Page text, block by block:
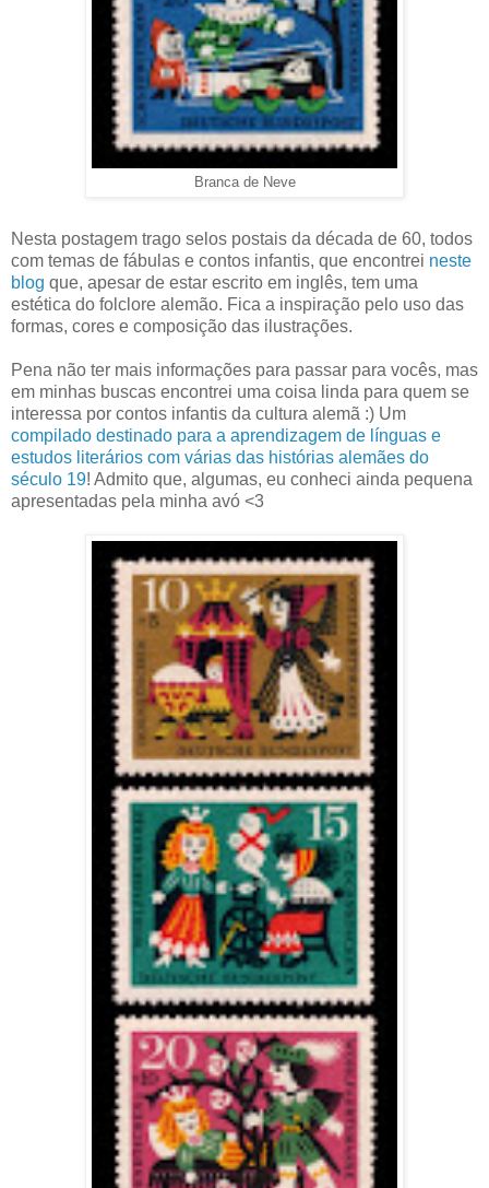
Branca de Neve
Nesta postagem trago selos postais da década de 60, todos
com temas de fábulas e contos infantis, que encontrei neste
blog que, apesar de estar escrito em inglês, tem uma
estética do folclore alemão. Fica a inspiração pelo uso das
formas, cores e composição das ilustrações.
Pena não ter mais informações para passar para vocês, mas
em minhas buscas encontrei uma coisa linda para quem se
interessa por contos infantis da cultura alemã :) Um
compilado destinado para a aprendizagem de línguas e
estudos literários com várias das histórias alemães do
século 19! Admito que, algumas, eu conheci ainda pequena
apresentadas pela minha avó <3